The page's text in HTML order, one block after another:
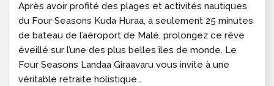
Après avoir profité des plages et activités nautiques
du Four Seasons Kuda Huraa, à seulement 25 minutes
de bateau de l’aéroport de Malé, prolongez ce rêve
éveillé sur l’une des plus belles îles de monde. Le
Four Seasons Landaa Giraavaru vous invite à une
véritable retraite holistique…